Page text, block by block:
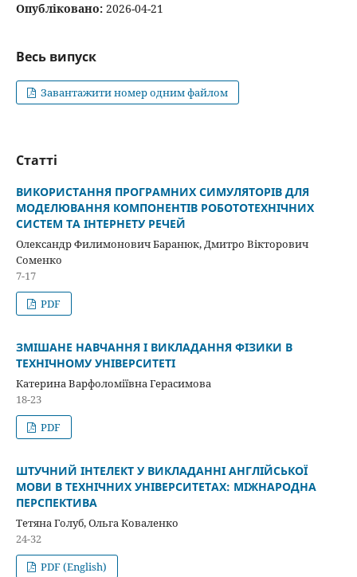
Опубліковано: 2026-04-21
Весь випуск
Завантажити номер одним файлом
Статті
ВИКОРИСТАННЯ ПРОГРАМНИХ СИМУЛЯТОРІВ ДЛЯ
МОДЕЛЮВАННЯ КОМПОНЕНТІВ РОБОТОТЕХНІЧНИХ
СИСТЕМ ТА ІНТЕРНЕТУ РЕЧЕЙ
Олександр Филимонович Баранюк, Дмитро Вікторович
Соменко
7-17
PDF
ЗМІШАНЕ НАВЧАННЯ І ВИКЛАДАННЯ ФІЗИКИ В
ТЕХНІЧНОМУ УНІВЕРСИТЕТІ
Катерина Варфоломіївна Герасимова
18-23
PDF
ШТУЧНИЙ ІНТЕЛЕКТ У ВИКЛАДАННІ АНГЛІЙСЬКОЇ
МОВИ В ТЕХНІЧНИХ УНІВЕРСИТЕТАХ: МІЖНАРОДНА
ПЕРСПЕКТИВА
Тетяна Голуб, Ольга Коваленко
24-32
PDF (English)